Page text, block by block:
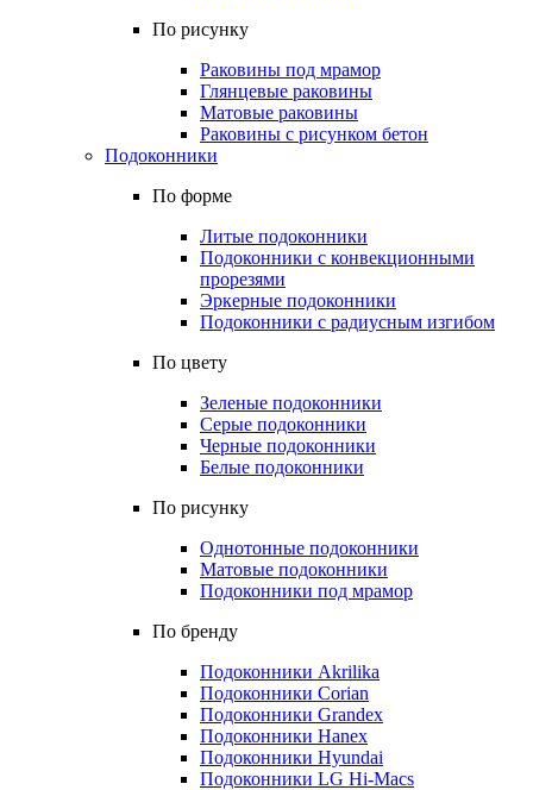
По рисунку
Раковины под мрамор
Глянцевые раковины
Матовые раковины
Раковины с рисунком бетон
Подоконники
По форме
Литые подоконники
Подоконники с конвекционными
прорезями
Эркерные подоконники
Подоконники с радиусным изгибом
По цвету
Зеленые подоконники
Серые подоконники
Черные подоконники
Белые подоконники
По рисунку
Однотонные подоконники
Матовые подоконники
Подоконники под мрамор
По бренду
Подоконники Akrilika
Подоконники Corian
Подоконники Grandex
Подоконники Hanex
Подоконники Hyundai
Подоконники LG Hi-Macs